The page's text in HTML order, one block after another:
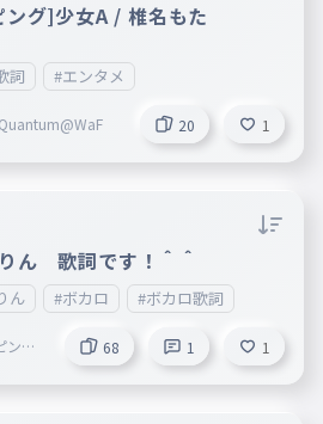
グ]少女A / 椎名もた
詞 #エンタメ
20 1
ん 歌詞です！＾＾
ん #ボカロ #ボカロ歌詞
ング
68 1 1